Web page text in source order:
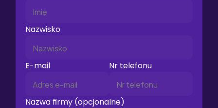
Nazwisko
E-mail Nr telefonu
Nazwa firmy (opcjonalne)